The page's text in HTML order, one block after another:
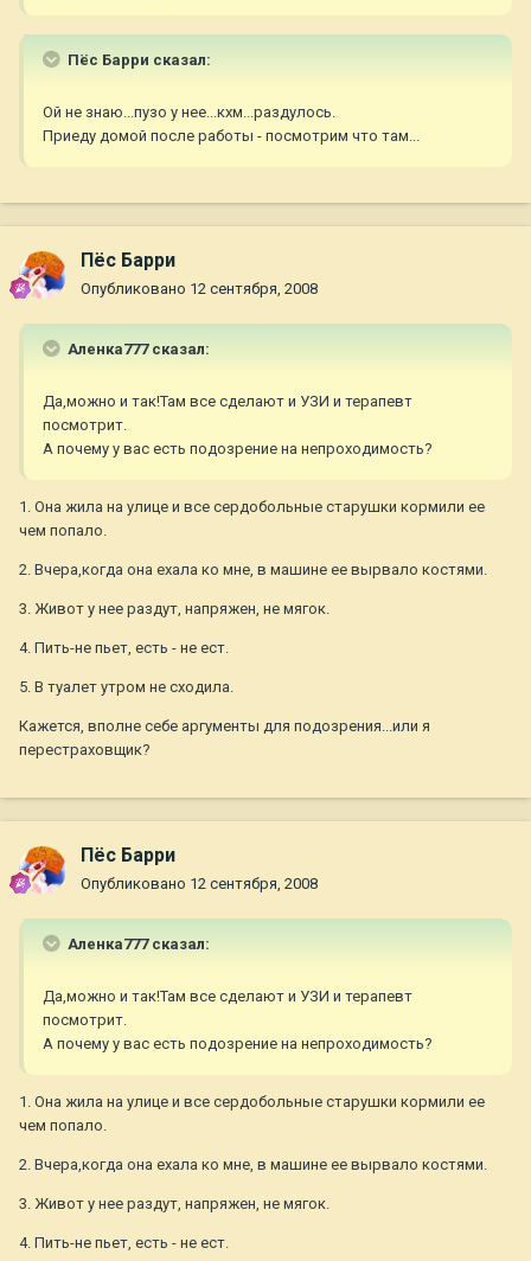
Пёс Барри сказал:
Ой не знаю...пузо у нее...кхм...раздулось.
Приеду домой после работы - посмотрим что там...
Пёс Барри
Опубликовано 12 сентября, 2008
Аленка777 сказал:
Да,можно и так!Там все сделают и УЗИ и терапевт
посмотрит.
А почему у вас есть подозрение на непроходимость?
1. Она жила на улице и все сердобольные старушки кормили ее
чем попало.
2. Вчера,когда она ехала ко мне, в машине ее вырвало костями.
3. Живот у нее раздут, напряжен, не мягок.
4. Пить-не пьет, есть - не ест.
5. В туалет утром не сходила.
Кажется, вполне себе аргументы для подозрения...или я
перестраховщик?
Пёс Барри
Опубликовано 12 сентября, 2008
Аленка777 сказал:
Да,можно и так!Там все сделают и УЗИ и терапевт
посмотрит.
А почему у вас есть подозрение на непроходимость?
1. Она жила на улице и все сердобольные старушки кормили ее
чем попало.
2. Вчера,когда она ехала ко мне, в машине ее вырвало костями.
3. Живот у нее раздут, напряжен, не мягок.
4. Пить-не пьет, есть - не ест.